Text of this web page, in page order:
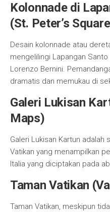
Kolonnade di
(St. Peter’s
Desain kolonnade atau
mengelilingi Lapangan
Lorenzo Bernini.
dramatis dan memukau di
Galeri Lukisan
Maps)
Galeri Lukisan Kartun adalah
Vatikan yang menampilkan
Italia yang diciptakan pada
Taman Vatikan
Taman Vatikan, meskipun